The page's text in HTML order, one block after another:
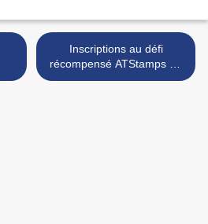
Inscriptions au défi
récompensé ATStamps de
juillet 2021 >